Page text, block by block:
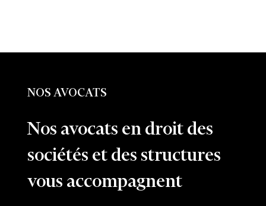
NOS AVOCATS
Nos avocats en droit des
sociétés et des structures
vous accompagnent